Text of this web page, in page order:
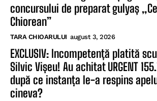
concursului de preparat gulyaș
Chiorean”
TARA CHIOARULUI august 3, 2026
EXCLUSIV: Incompetență platită
Silvic Vișeu! Au achitat URGENT
după ce instanța le-a respins
cineva?